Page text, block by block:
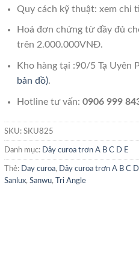
Quy cách kỹ thuật: xem chi
Hoá đơn chứng từ đầy đủ
trên 2.000.000VNĐ.
Kho hàng tại :90/5 Tạ Uyên
bản đồ).
Hotline tư vấn: 0906 999
SKU: SKU825
Danh mục: Dây curoa trơn A B C D E
Thẻ: Day curoa, Dây curoa trơn A B C D
Sanlux, Sanwu, Tri Angle